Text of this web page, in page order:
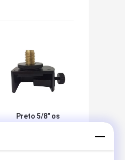
Preto 5/8" os